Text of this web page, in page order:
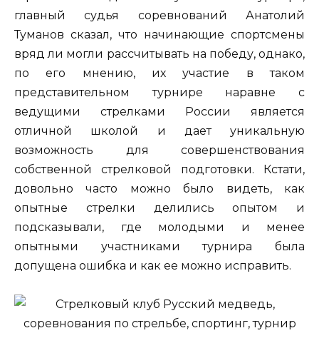
главный судья соревнований Анатолий
Туманов сказал, что начинающие спортсмены
вряд ли могли рассчитывать на победу, однако,
по его мнению, их участие в таком
представительном турнире наравне с
ведущими стрелками России является
отличной школой и дает уникальную
возможность для совершенствования
собственной стрелковой подготовки. Кстати,
довольно часто можно было видеть, как
опытные стрелки делились опытом и
подсказывали, где молодыми и менее
опытными участниками турнира была
допущена ошибка и как ее можно исправить.